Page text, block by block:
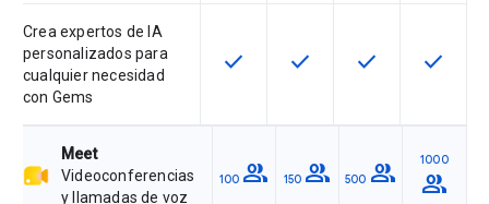
Crea expertos de IA
personalizados para
cualquier necesidad
con Gems
Esta función está disponible en
check Esta función está
check Esta función
check Esta
check
Meet
Videoconferencias
y llamadas de voz
100 group 150 group 500 group 1000
group